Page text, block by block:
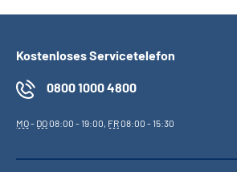
Kostenloses Servicetelefon
0800 1000 4800
MO- DO08:00 - 19:00, FR08:00 - 15:30